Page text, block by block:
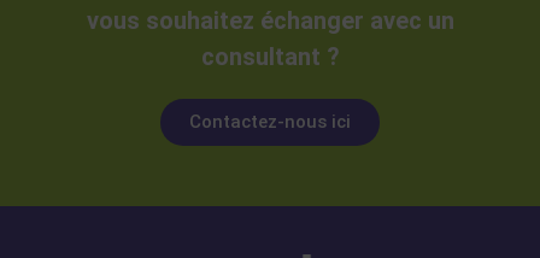
vous souhaitez échanger avec un
consultant ?
Contactez-nous ici